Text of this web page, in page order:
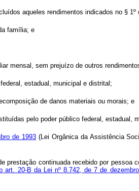
aqueles rendimentos indicados no §
família; e
mensal, sem prejuízo de outros
estadual, municipal e distrital;
de danos materiais ou morais; e
pelo poder público federal, estadual,
de 1993 (Lei Orgânica da Assistência
prestação continuada recebido por
art. 20-B da Lei nº 8.742, de 7 de